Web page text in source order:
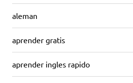
aleman
aprender gratis
aprender ingles rapido